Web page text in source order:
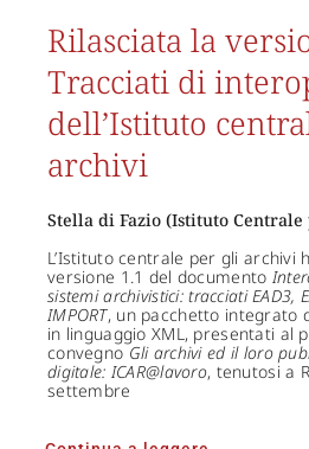
Rilasciata la
Tracciati di
dell’Istituto
archivi
Stella di Fazio (Istituto
L’Istituto centrale per gli archivi
versione 1.1 del documento
sistemi archivistici: tracciati EAD3,
IMPORT, un pacchetto integrato
in linguaggio XML, presentati al
convegnoGli archivi ed il loro
digitale: ICAR@lavoro, tenutosi a
settembre